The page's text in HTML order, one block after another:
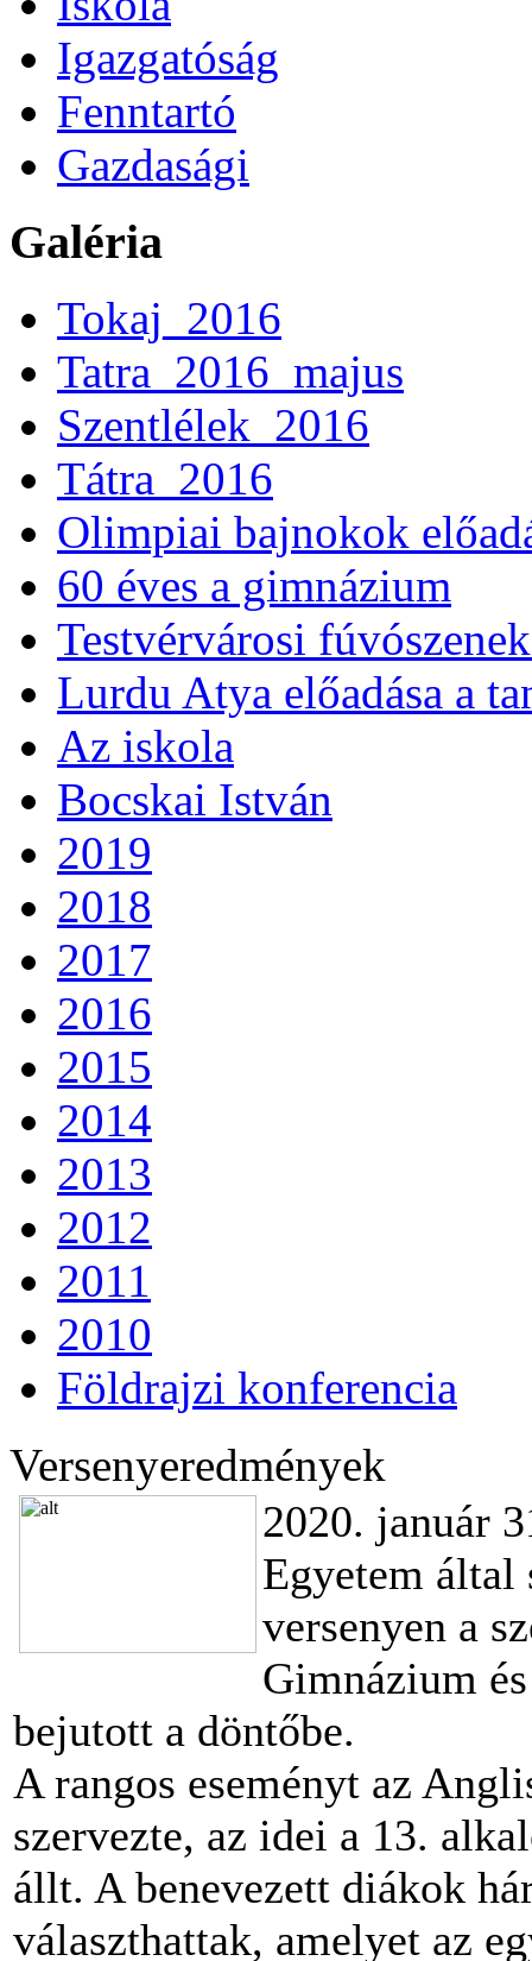
Igazgatóság
Fenntartó
Gazdasági
Galéria
Tokaj_2016
Tatra_2016_majus
Szentlélek_2016
Tátra_2016
Olimpiai bajnokok
60 éves a gimnázium
Testvérvárosi
Lurdu Atya előadása a
Az iskola
Bocskai István
2019
2018
2017
2016
2015
2014
2013
2012
2011
2010
Földrajzi konferencia
Versenyeredmények
2020. január
Egyetem által
versenyen a
Gimnázium
bejutott a döntőbe.
A rangos eseményt az
szervezte, az idei a 13.
állt. A benevezett diákok
választhattak, amelyet az